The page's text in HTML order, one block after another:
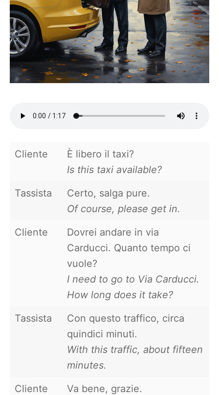
Cliente
È libero il taxi?
Is this taxi available?
Tassista
Certo, salga pure.
Of course, please get in.
Cliente
Dovrei andare in via
Carducci. Quanto tempo ci
vuole?
I need to go to Via Carducci.
How long does it take?
Tassista
Con questo traffico, circa
quindici minuti.
With this traffic, about fifteen
minutes.
Cliente
Va bene, grazie.